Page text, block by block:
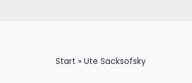
Start » Ute Sacksofsky